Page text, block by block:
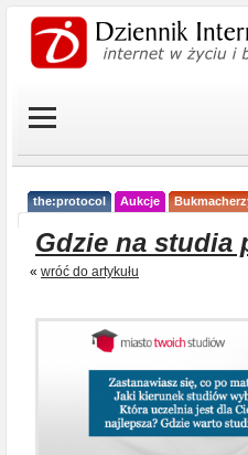
the:protocol Aukcje
Gdzie na studia
« wróć do artykułu